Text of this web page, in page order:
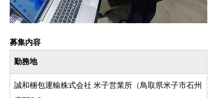
募集内容
勤務地
誠和梱包運輸株式会社 米子営業所（鳥取県米子市石州